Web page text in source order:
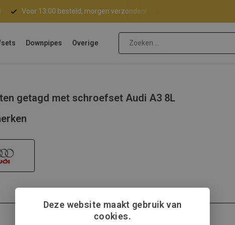
Voor 13:00 besteld, morgen verzonden!
Downpipes Overige
getagd met schroefset Audi A3 8L
Deze website maakt gebruik van
cookies.